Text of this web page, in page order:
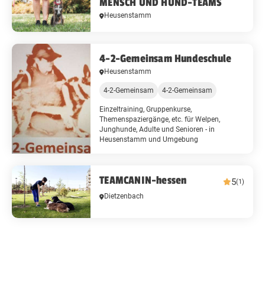
Heusenstamm
4-2-Gemeinsam Hundeschule
Heusenstamm
4-2-Gemeinsam 4-2-Gemeinsam
Einzeltraining, Gruppenkurse,
Themenspaziergänge, etc. für Welpen,
Junghunde, Adulte und Senioren - in
Heusenstamm und Umgebung
TEAMCANIN-hessen 5(1)
Dietzenbach